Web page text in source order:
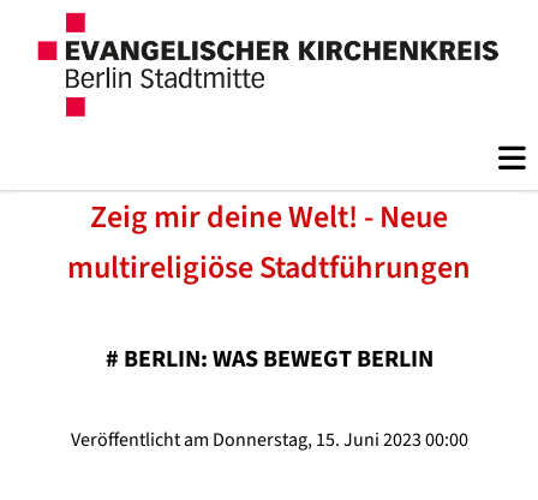
Zeig mir deine Welt! - Neue
multireligiöse Stadtführungen
# BERLIN: WAS BEWEGT BERLIN
Veröffentlicht am Donnerstag, 15. Juni 2023 00:00